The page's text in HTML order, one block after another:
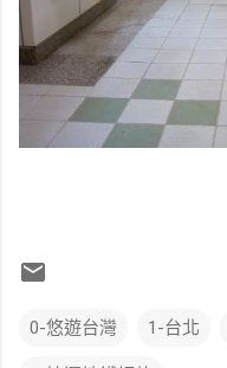
0-悠遊台灣 1-台北